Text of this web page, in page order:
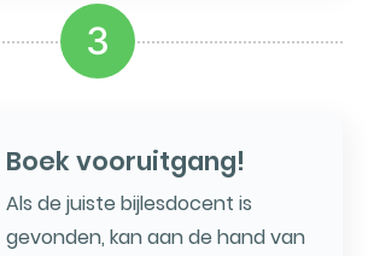
3
Boek vooruitgang!
Als de juiste bijlesdocent is
gevonden, kan aan de hand van